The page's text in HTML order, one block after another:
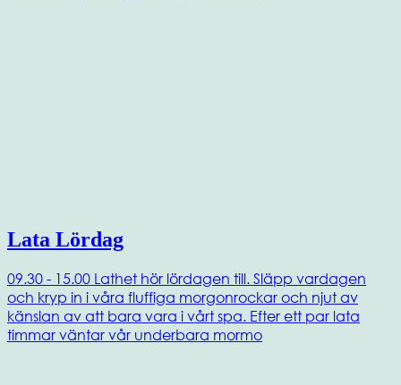
Lata Lördag
09.30 - 15.00 Lathet hör lördagen till. Släpp vardagen
och kryp in i våra fluffiga morgonrockar och njut av
känslan av att bara vara i vårt spa. Efter ett par lata
timmar väntar vår underbara mormo